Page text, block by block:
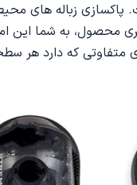
زباله های
صورت خواهد گرفت و نهایت دقت به کار گرفته خواهد شدو طول این دو
متفاوتی که دارد هر